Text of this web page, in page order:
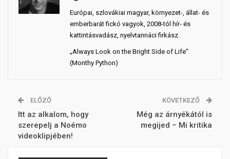
Európai, szlovákiai magyar, környezet-, állat- és
emberbarát fickó vagyok, 2008-tól hír- és
kattintásvadász, nyelvtannáci firkász.
„Always Look on the Bright Side of Life“
(Monthy Python)
ELŐZŐ
Itt az alkalom, hogy
szerepelj a Noémo
videoklipjében!
KÖVETKEZŐ
Még az árnyékától is
megijed – Mi kritika